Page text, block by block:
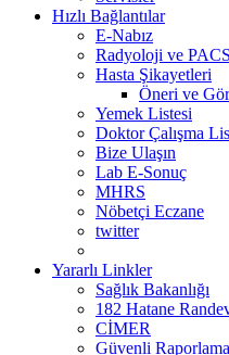
Hızlı Bağlantılar
E-Nabız
Radyoloji ve PACS
Hasta Şikayetleri
Öneri ve
Yemek Listesi
Doktor Çalışma
Bize Ulaşın
Lab E-Sonuç
MHRS
Nöbetçi Eczane
twitter
Yararlı Linkler
Sağlık Bakanlığı
182 Hatane
CİMER
Güvenli